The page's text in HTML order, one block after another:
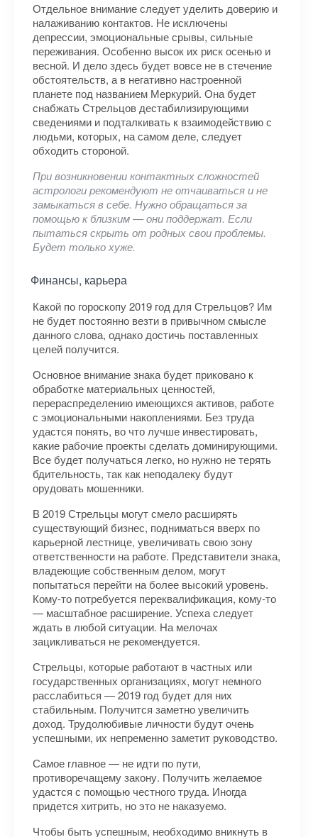
Отдельное внимание следует уделить доверию и
налаживанию контактов. Не исключены
депрессии, эмоциональные срывы, сильные
переживания. Особенно высок их риск осенью и
весной. И дело здесь будет вовсе не в стечение
обстоятельств, а в негативно настроенной
планете под названием Меркурий. Она будет
снабжать Стрельцов дестабилизирующими
сведениями и подталкивать к взаимодействию с
людьми, которых, на самом деле, следует
обходить стороной.
При возникновении контактных сложностей
астрологи рекомендуют не отчаиваться и не
замыкаться в себе. Нужно обращаться за
помощью к близким — они поддержат. Если
пытаться скрыть от родных свои проблемы.
Будет только хуже.
Финансы, карьера
Какой по гороскопу 2019 год для Стрельцов? Им
не будет постоянно везти в привычном смысле
данного слова, однако достичь поставленных
целей получится.
Основное внимание знака будет приковано к
обработке материальных ценностей,
перераспределению имеющихся активов, работе
с эмоциональными накоплениями. Без труда
удастся понять, во что лучше инвестировать,
какие рабочие проекты сделать доминирующими.
Все будет получаться легко, но нужно не терять
бдительность, так как неподалеку будут
орудовать мошенники.
В 2019 Стрельцы могут смело расширять
существующий бизнес, подниматься вверх по
карьерной лестнице, увеличивать свою зону
ответственности на работе. Представители знака,
владеющие собственным делом, могут
попытаться перейти на более высокий уровень.
Кому-то потребуется переквалификация, кому-то
— масштабное расширение. Успеха следует
ждать в любой ситуации. На мелочах
зацикливаться не рекомендуется.
Стрельцы, которые работают в частных или
государственных организациях, могут немного
расслабиться — 2019 год будет для них
стабильным. Получится заметно увеличить
доход. Трудолюбивые личности будут очень
успешными, их непременно заметит руководство.
Самое главное — не идти по пути,
противоречащему закону. Получить желаемое
удастся с помощью честного труда. Иногда
придется хитрить, но это не наказуемо.
Чтобы быть успешным, необходимо вникнуть в